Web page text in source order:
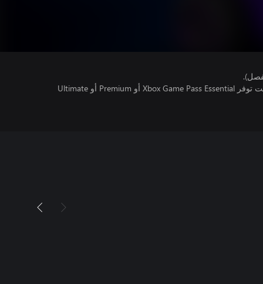
تتطلب اللعبة متعددة اللاعبين عبر الإنترنت توفر Xbox Game Pass Essential أو Premium أو Ultimate